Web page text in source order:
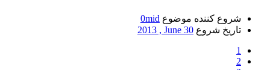
شروع کننده موضوع 0mid
تاریخ شروع 2013 , June 30